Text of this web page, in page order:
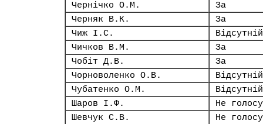
Чернічко О.М.
За
Черняк В.К.
За
Чиж І.С.
Відсутній
Чичков В.М.
За
Чобіт Д.В.
За
Чорноволенко О.В.
Відсутній
Чубатенко О.М.
Відсутній
Шаров І.Ф.
Не
Шевчук С.В.
Не